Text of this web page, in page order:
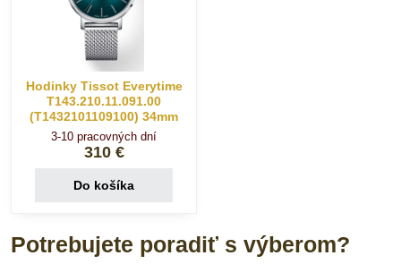
Hodinky Tissot Everytime
T143.210.11.091.00
(T1432101109100) 34mm
3-10 pracovných dní
310 €
Do košíka
Potrebujete poradiť s výberom?